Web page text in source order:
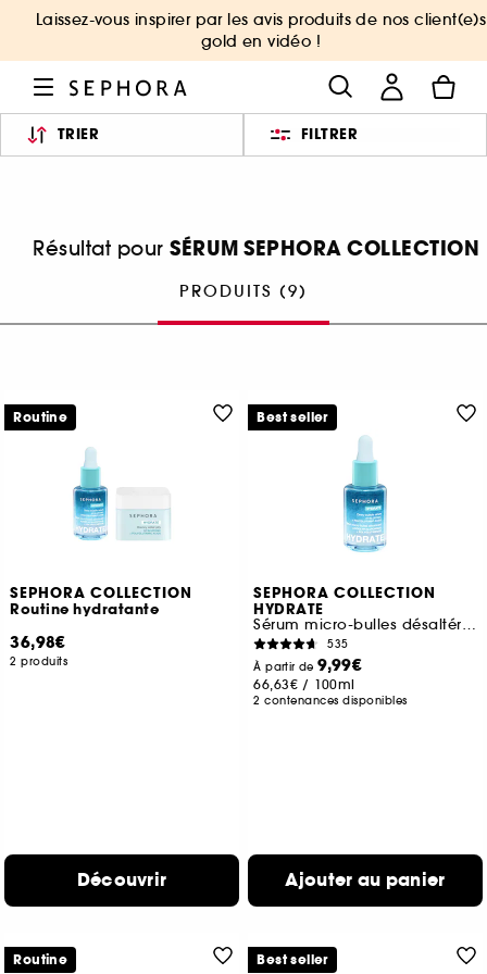
Laissez-vous inspirer par les avis produits de nos client(e)s
gold en vidéo !
TRIER FILTRER
Résultat pour SÉRUM SEPHORA COLLECTION
PRODUITS (9)
SEPHORA COLLECTION
Routine hydratante
36,98€
2 produits
Découvrir
Routine
SEPHORA COLLECTION
HYDRATE
Sérum micro-bulles désaltérant à l'Acide hyaluronique + polyglutamique
535
À partir de9,99€
66,63€ / 100ml
2 contenances disponibles
Ajouter au panier
Best seller
Routine Best seller